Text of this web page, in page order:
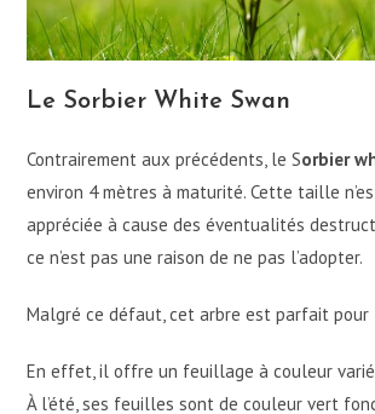
Le Sorbier White Swan
Contrairement aux précédents, le Sorbier
environ 4 mètres à maturité. Cette taille
appréciée à cause des éventualités
ce n’est pas une raison de ne pas l’adopter.
Malgré ce défaut, cet arbre est parfait pour
En effet, il offre un feuillage à couleur
À l’été, ses feuilles sont de couleur vert